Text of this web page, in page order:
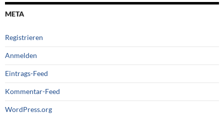
META
Registrieren
Anmelden
Eintrags-Feed
Kommentar-Feed
WordPress.org